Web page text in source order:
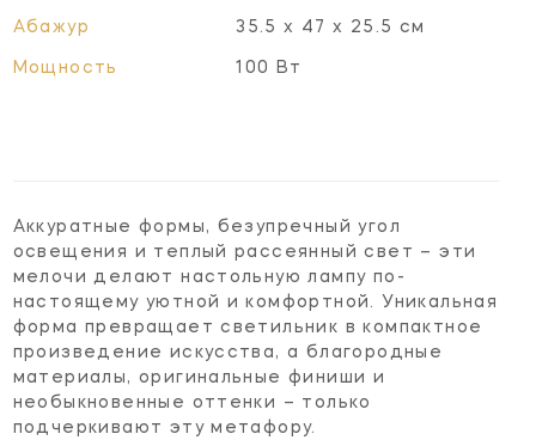
Абажур 35.5 х 47 х 25.5 см
Мощность 100 Вт
Аккуратные формы, безупречный угол
освещения и теплый рассеянный свет – эти
мелочи делают настольную лампу по-
настоящему уютной и комфортной. Уникальная
форма превращает светильник в компактное
произведение искусства, а благородные
материалы, оригинальные финиши и
необыкновенные оттенки – только
подчеркивают эту метафору.